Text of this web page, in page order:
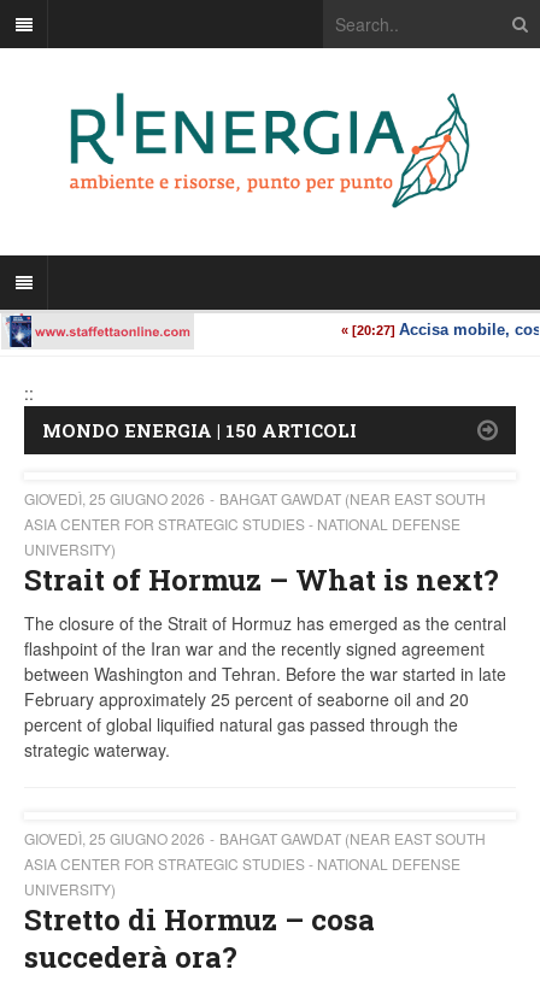
::
MONDO ENERGIA | 150 ARTICOLI
GIOVEDÌ, 25 GIUGNO 2026
BAHGAT GAWDAT (NEAR EAST SOUTH
ASIA CENTER FOR STRATEGIC STUDIES - NATIONAL DEFENSE
UNIVERSITY)
Strait of Hormuz – What is next?
The closure of the Strait of Hormuz has emerged as the central
flashpoint of the Iran war and the recently signed agreement
between Washington and Tehran. Before the war started in late
February approximately 25 percent of seaborne oil and 20
percent of global liquified natural gas passed through the
strategic waterway.
GIOVEDÌ, 25 GIUGNO 2026
BAHGAT GAWDAT (NEAR EAST SOUTH
ASIA CENTER FOR STRATEGIC STUDIES - NATIONAL DEFENSE
UNIVERSITY)
Stretto di Hormuz – cosa
succederà ora?